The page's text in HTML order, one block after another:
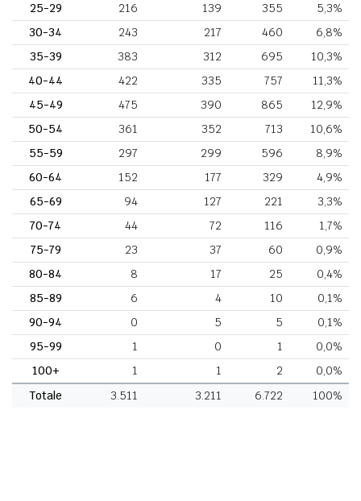
25-29
216 139 355
5,3%
30-34
243 217 460
6,8%
35-39
383 312 695
10,3%
40-44
422 335 757
11,3%
45-49
475 390 865
12,9%
50-54
361 352 713
10,6%
55-59
297 299 596
8,9%
60-64
152 177 329
4,9%
65-69
94 127 221
3,3%
70-74
44 72 116
1,7%
75-79
23 37 60
0,9%
80-84
8 17 25
0,4%
85-89
6 4 10
0,1%
90-94
0 5 5
0,1%
95-99
1 0 1
0,0%
100+
1 1 2
0,0%
Totale
3.511 3.211 6.722 100%